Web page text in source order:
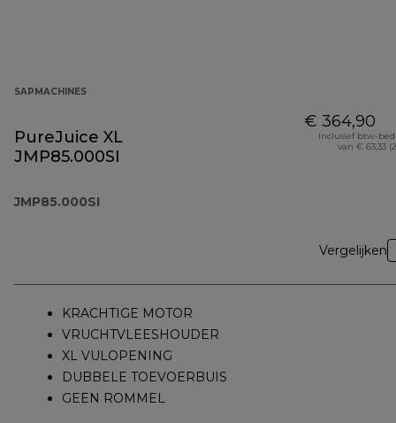
SAPMACHINES
PureJuice XL
JMP85.000SI
JMP85.000SI
€ 364,90
Inclusief btw-
van € 63,33
Vergelijken
KRACHTIGE MOTOR
VRUCHTVLEESHOUDER
XL VULOPENING
DUBBELE TOEVOERBUIS
GEEN ROMMEL